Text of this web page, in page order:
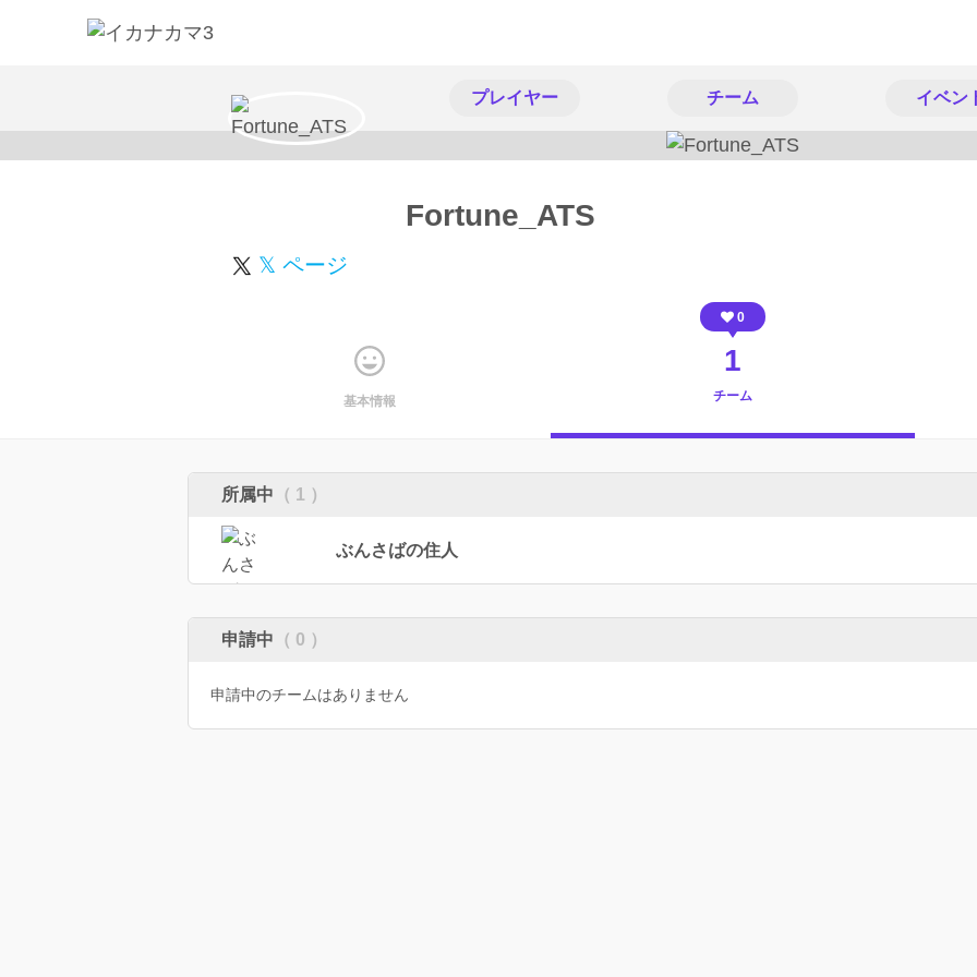
プレイヤー チーム イベン
Fortune_ATS
𝕏 ページ
基本情報
0
1
チーム
所属中 （ 1 ）
ぶんさばの住人
申請中 （ 0 ）
申請中のチームはありません